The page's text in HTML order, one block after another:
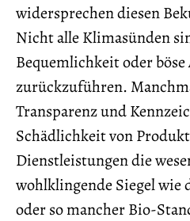
widersprechen diesen
Nicht alle Klimasünden
Bequemlichkeit oder
zurückzuführen.
Transparenz und
Schädlichkeit von
Dienstleistungen die
wohlklingende Siegel wie
oder so mancher Bio-